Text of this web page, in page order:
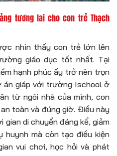
tương lai cho con trẻ Thạch
nhìn thấy con trẻ lớn lên
giáo dục tốt nhất. Tại
hạnh phúc ấy trở nên trọn
án giáp với trường Ischool ở
từ ngôi nhà của mình, con
toàn và đúng giờ. Điều này
di chuyển đáng kể, giảm
mà còn tạo điều kiện
vui chơi, học hỏi và phát